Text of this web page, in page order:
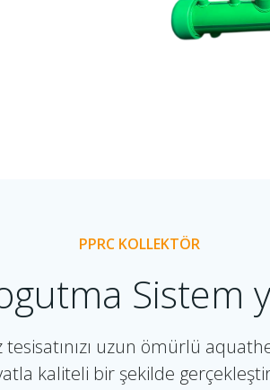
PPRC KOLLEKTÖR
Sistem
uzun ömürlü
kaliteli bir şekilde